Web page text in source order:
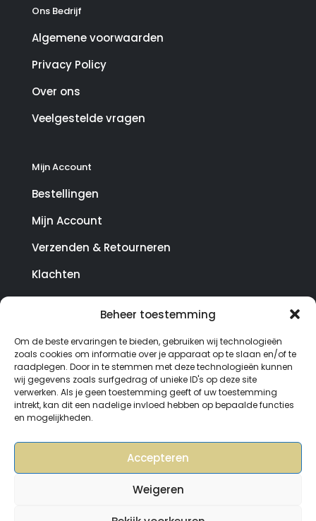
Beheer toestemming
Om de beste ervaringen te bieden, gebruiken wij technologieën
zoals cookies om informatie over je apparaat op te slaan en/of te
raadplegen. Door in te stemmen met deze technologieën kunnen
wij gegevens zoals surfgedrag of unieke ID's op deze site
verwerken. Als je geen toestemming geeft of uw toestemming
intrekt, kan dit een nadelige invloed hebben op bepaalde functies
en mogelijkheden.
Accepteren
Weigeren
Ons Bedrijf
Algemene voorwaarden
Privacy Policy
Over ons
Veelgestelde vragen
Mijn Account
Bestellingen
Mijn Account
Verzenden & Retourneren
Klachten
© Copyright SterrenHosting 2021-2026 - In opdracht
van Lynaly.nl